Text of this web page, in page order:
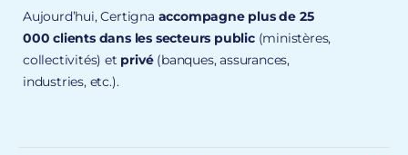
Signer et certifier électroniquement des contenus
numériques ;
Chiffrer des correspondances ;
Aujourd’hui, Certigna accompagne plus de 25
000 clients dans les secteurs public(ministères,
collectivités) et privé(banques, assurances,
industries, etc.).